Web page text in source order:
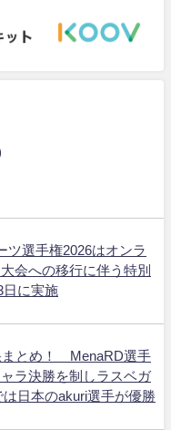
ツ選手権2026はオンラ
会への移行に伴う特別
日に実施
まとめ！ MenaRD選手
ラ決勝を制しラスベガ
日本のakuri選手が優勝